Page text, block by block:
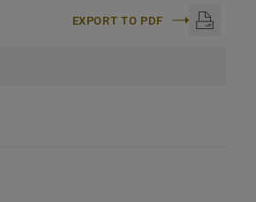
EXPORT TO PDF